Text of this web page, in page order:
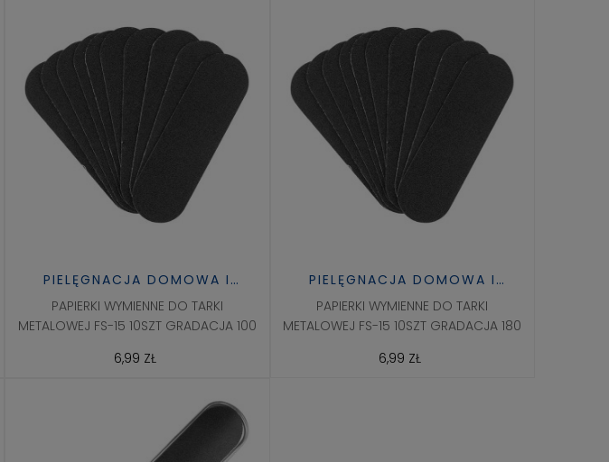
PIELĘGNACJA DOMOWA I
ZDROWIE
PAPIERKI WYMIENNE DO TARKI
METALOWEJ FS-15 10SZT GRADACJA 100
6,99 ZŁ
PIELĘGNACJA DOMOWA I
ZDROWIE
PAPIERKI WYMIENNE DO TARKI
METALOWEJ FS-15 10SZT GRADACJA 180
6,99 ZŁ